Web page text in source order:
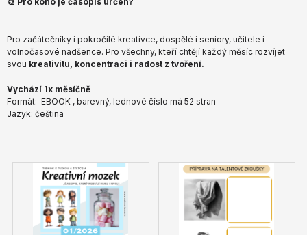
Pro začátečníky i pokročilé kreativce, dospělé i seniory, učitele i
volnočasové nadšence. Pro všechny, kteří chtějí každý měsíc rozvíjet
svou kreativitu, koncentraci i radost z tvoření.
Vychází 1x měsíčně
Formát: EBOOK , barevný, lednové číslo má 52 stran
Jazyk: čeština